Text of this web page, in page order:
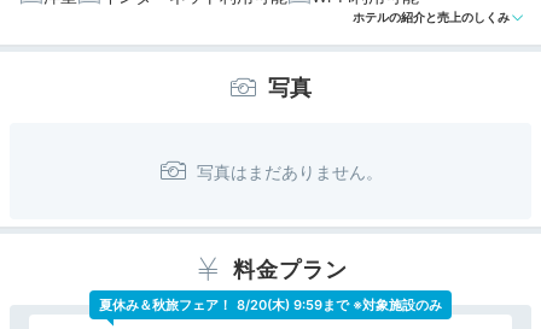
自分の別荘みたいにリラックス。1日1組限定のレンタル
宿泊体験や宿公式からのコメントあり
ホテルの紹介と売上のしくみ
写真
料金プラン
夏休み＆秋旅フェア！ 8/20(木) 9:59まで ※対象施設のみ